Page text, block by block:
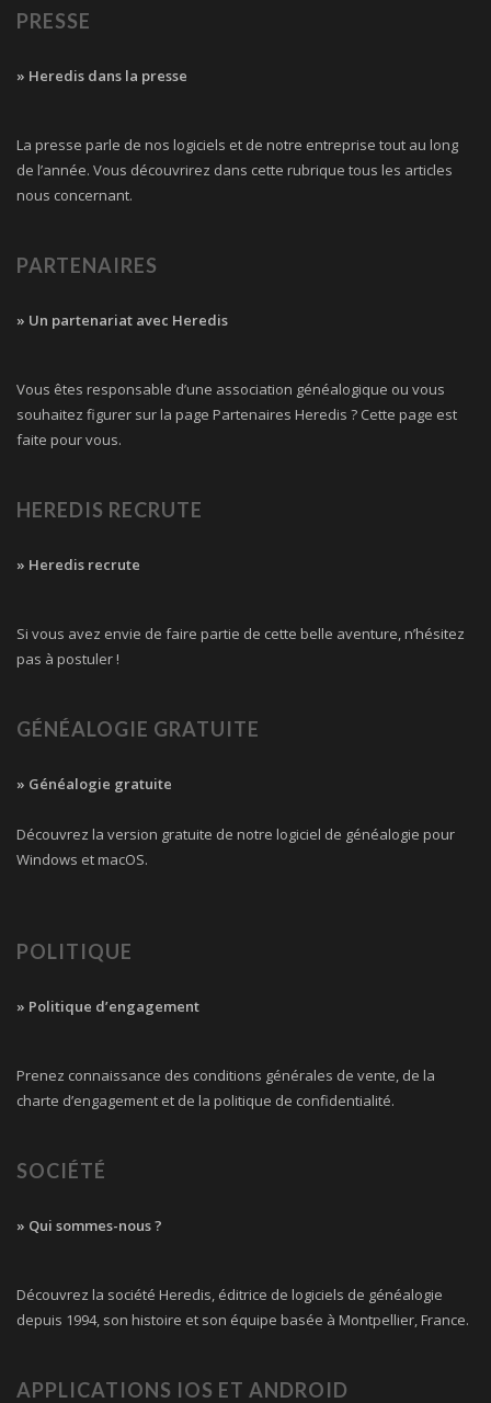
PRESSE
» Heredis dans la presse
La presse parle de nos logiciels et de notre entreprise tout au long
de l’année. Vous découvrirez dans cette rubrique tous les articles
nous concernant.
PARTENAIRES
» Un partenariat avec Heredis
Vous êtes responsable d’une association généalogique ou vous
souhaitez figurer sur la page Partenaires Heredis ? Cette page est
faite pour vous.
HEREDIS RECRUTE
» Heredis recrute
Si vous avez envie de faire partie de cette belle aventure, n’hésitez
pas à postuler !
GÉNÉALOGIE GRATUITE
» Généalogie gratuite
Découvrez la version gratuite de notre logiciel de généalogie pour
Windows et macOS.
POLITIQUE
» Politique d’engagement
Prenez connaissance des conditions générales de vente, de la
charte d’engagement et de la politique de confidentialité.
SOCIÉTÉ
» Qui sommes-nous ?
Découvrez la société Heredis, éditrice de logiciels de généalogie
depuis 1994, son histoire et son équipe basée à Montpellier, France.
APPLICATIONS IOS ET ANDROID